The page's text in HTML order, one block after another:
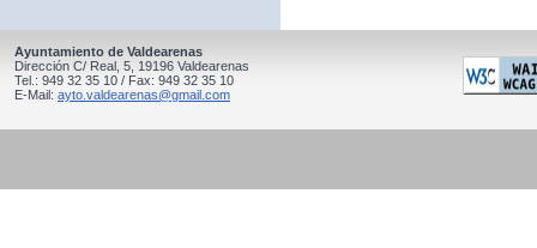
Ayuntamiento de Valdearenas
Dirección C/ Real, 5, 19196 Valdearenas
Tel.: 949 32 35 10 / Fax: 949 32 35 10
E-Mail: ayto.valdearenas@gmail.com